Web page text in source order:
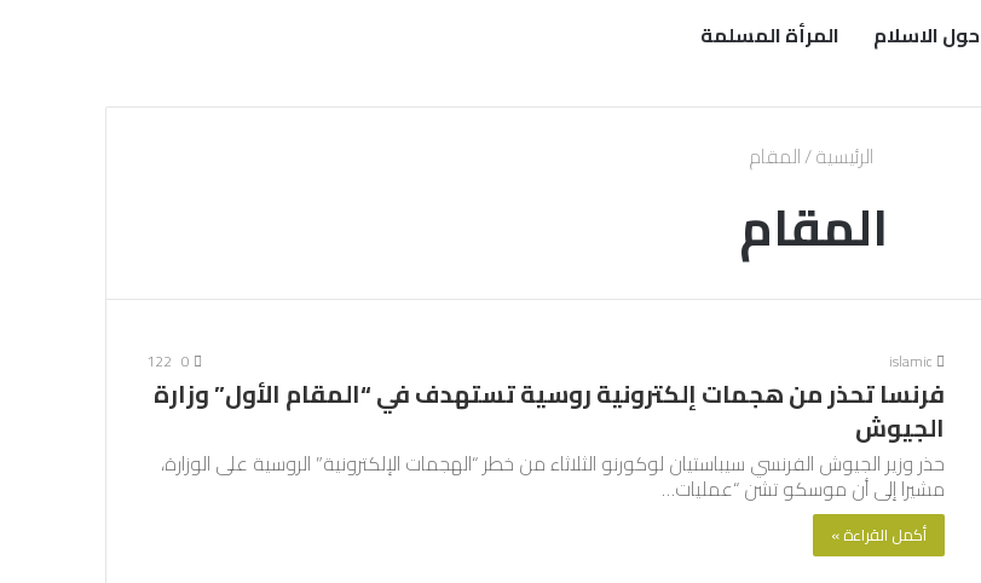
حول الاسلام المرأة المسلمة
الرئيسية/المقام
المقام
islamic
0
122
فرنسا تحذر من هجمات إلكترونية روسية تستهدف في “المقام الأول” وزارة
الجيوش
حذر وزير الجيوش الفرنسي سيباستيان لوكورنو الثلاثاء من خطر “الهجمات الإلكترونية” الروسية على الوزارة،
مشيرا إلى أن موسكو تشن “عمليات…
أكمل القراءة »